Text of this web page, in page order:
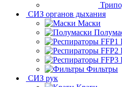
СИЗ органов дыхания
Маски
Фильтры
СИЗ рук